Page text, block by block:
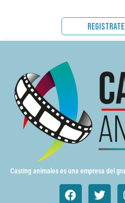
Casting animales es una empresa del